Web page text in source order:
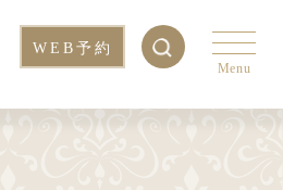
WEB予約
Menu